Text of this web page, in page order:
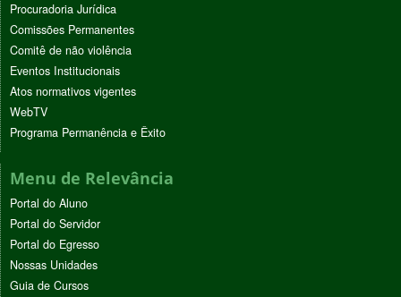
Procuradoria Jurídica
Comissões Permanentes
Comitê de não violência
Eventos Institucionais
Atos normativos vigentes
WebTV
Programa Permanência e Êxito
Menu de Relevância
Portal do Aluno
Portal do Servidor
Portal do Egresso
Nossas Unidades
Guia de Cursos